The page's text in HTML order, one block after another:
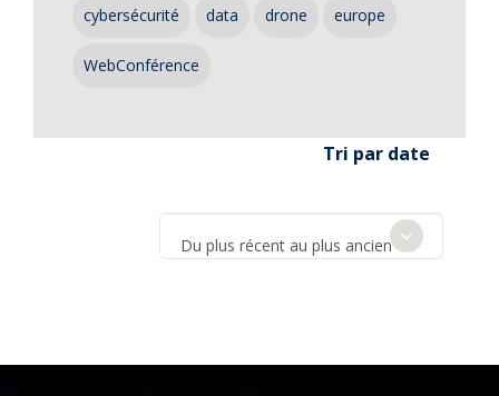
cybersécurité data drone europe
WebConférence
Tri par date
Du plus récent au plus ancien